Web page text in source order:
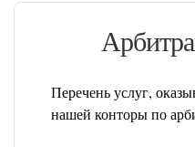
Перечень услуг,
нашей конторы по